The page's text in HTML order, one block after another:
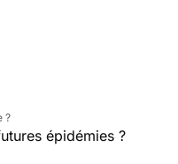
?
épidémies ?